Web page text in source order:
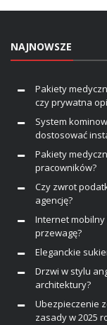
NAJNOWSZE
Pakiety
czy prywatna
System
dostosować
Pakiety
pracowników?
Czy zwrot
agencję?
Internet mobilny
przewagę?
Eleganckie
Drzwi w stylu
architektury?
Ubezpieczenie
zasady w 2025